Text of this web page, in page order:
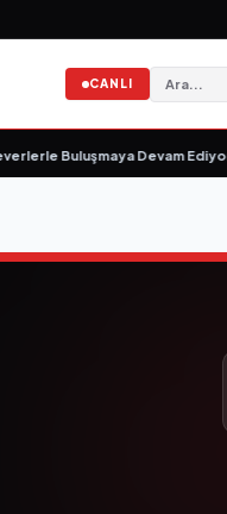
CANLI
Buluşmaya Devam Ediyor•